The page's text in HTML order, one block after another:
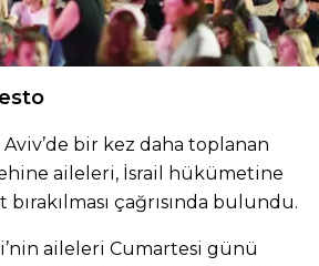
bir kez daha toplanan
aileleri, İsrail hükümetine
çağrısında bulundu.
aileleri Cumartesi günü